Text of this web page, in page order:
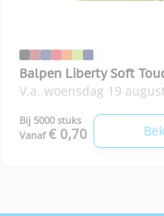
Balpen Liberty Soft
V.a. woensdag 19
Bij 5000 stuks
Vanaf € 0,70